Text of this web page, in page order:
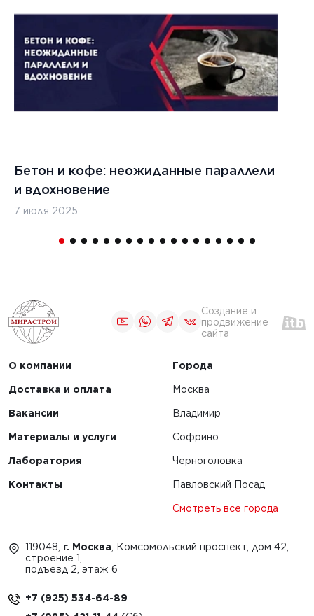
Бетон и кофе: неожиданные параллели
и вдохновение
7 июля 2025
Создание и
продвижение
сайта
О компании
Доставка и оплата
Вакансии
Материалы и услуги
Лаборатория
Контакты
Города
Москва
Владимир
Софрино
Черноголовка
Павловский Посад
Смотреть все города
119048, г. Москва , Комсомольский проспект, дом 42,
строение 1,
подъезд 2, этаж 6
+7 (925) 534-64-89